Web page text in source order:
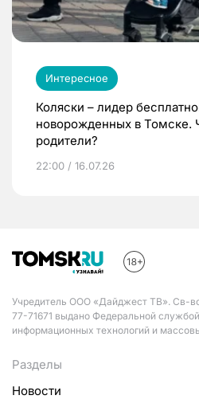
Интересное
Коляски – лидер
новорожденных в Томске.
родители?
22:00 / 16.07.26
Учредитель ООО «Дайджест ТВ». Св-
77-71671 выдано Федеральной
информационных технологий и
Разделы
Новости